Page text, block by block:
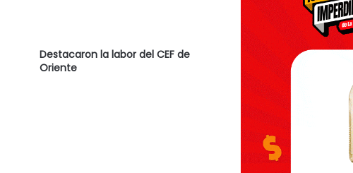
Destacaron la labor del CEF de
Oriente